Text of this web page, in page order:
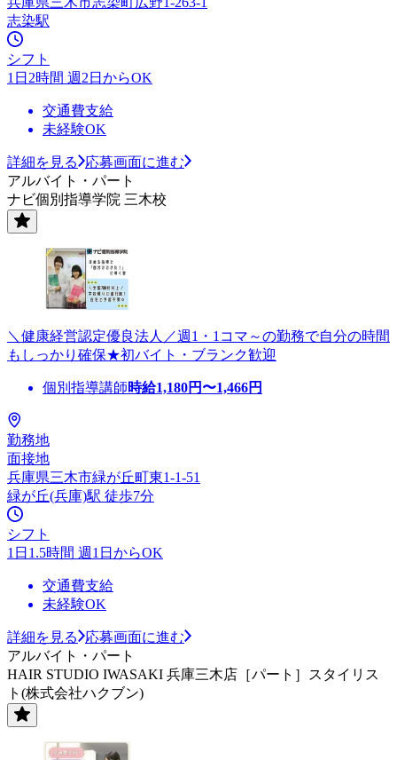
志染駅
シフト
1日2時間 週2日からOK
交通費支給
未経験OK
詳細を見る
応募画面に進む
アルバイト・パート
ナビ個別指導学院 三木校
＼健康経営認定優良法人／週1・1コマ～の勤務で自分の時間
もしっかり確保★初バイト・ブランク歓迎
個別指導講師時給1,180円〜1,466円
勤務地
面接地
兵庫県三木市緑が丘町東1-1-51
緑が丘(兵庫)駅 徒歩7分
シフト
1日1.5時間 週1日からOK
交通費支給
未経験OK
詳細を見る
応募画面に進む
アルバイト・パート
HAIR STUDIO IWASAKI 兵庫三木店［パート］スタイリス
ト(株式会社ハクブン)